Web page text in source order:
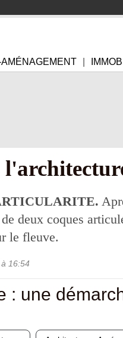
deux coques
le fleuve.
à 16:54
: une